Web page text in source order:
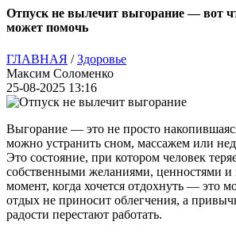
Отпуск не вылечит выгорание — вот
может помочь
ГЛАВНАЯ /Здоровье
Максим Соломенко
25-08-2025 13:16
Выгорание — это не просто
можно устранить сном, массажем или
Это состояние, при котором человек
собственными желаниями, ценностями
момент, когда хочется отдохнуть — это
отдых не приносит облегчения, а
радости перестают работать.